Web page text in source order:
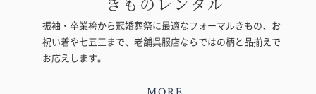
きものレンタル
振袖・卒業袴から冠婚葬祭に最適なフォーマルきもの、お
祝い着や七五三まで、老舗呉服店ならではの柄と品揃えで
お応えします。